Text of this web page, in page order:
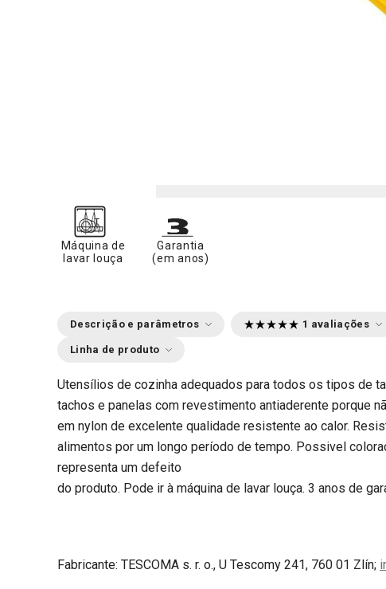
Máquina de
lavar louça
Garantia
(em anos)
Descrição e parâmetros 1 avaliações
Linha de produto
Utensílios de cozinha adequados para todos os tipos de
tachos e panelas com revestimento antiaderente porque
em nylon de excelente qualidade resistente ao calor.
alimentos por um longo período de tempo. Possivel
representa um defeito
do produto. Pode ir à máquina de lavar louça. 3 anos de
Fabricante: TESCOMA s. r. o., U Tescomy 241, 760 01 Zlín;